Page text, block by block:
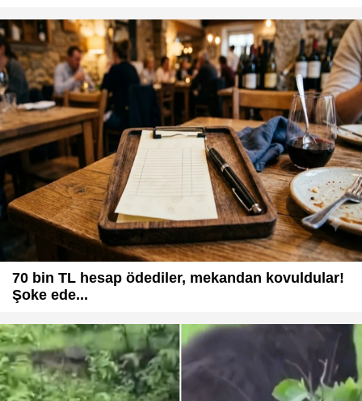
70 bin TL hesap ödediler, mekandan kovuldular!
Şoke ede...